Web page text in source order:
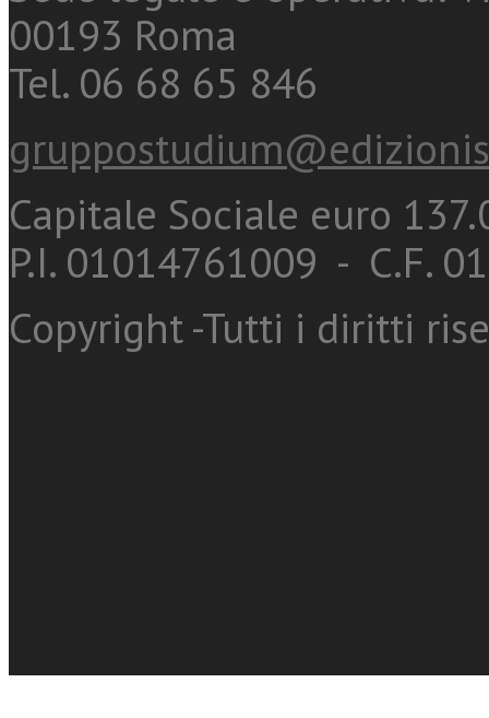
00193 Roma
Tel. 06 68 65 846
Capitale Sociale euro
P.I. 01014761009 - C.F.
Copyright -Tutti i diritti